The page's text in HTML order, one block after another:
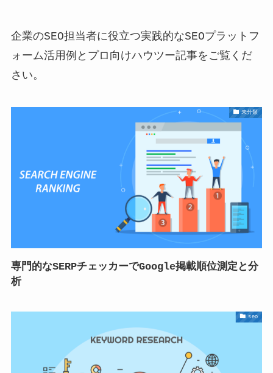
企業のSEO担当者に役立つ実践的なSEOプラットフ
ォーム活用例とプロ向けハウツー記事をご覧くだ
さい。
未分類
専門的なSERPチェッカーでGoogle掲載順位測定と分
析
seo